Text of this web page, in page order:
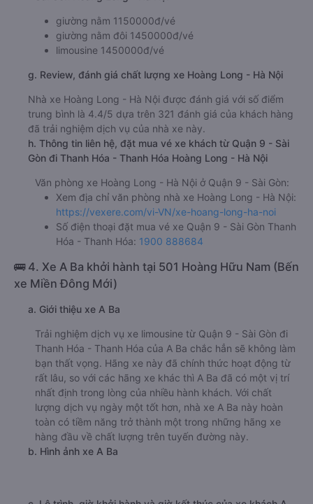
c. Lộ trình, giờ khởi hành và giờ kết thúc của xe khách
Hoàng Long - Hà Nội
Giờ xuất phát ở Quận 9 - Sài Gòn: 10:00, 14:00,
15:00, 17:00, 17:30, 18:00
Giờ đến nơi ở Thanh Hóa - Thanh Hóa: 15:30, 19:30,
20:30, 22:30, 23:00, 23:30
Thời gian chạy từ Quận 9 - Sài Gòn đi Thanh Hóa -
Thanh Hóa của nhà xe Hoàng Long - Hà Nội
khoảng:
29.5 giờ
d. Các điểm đón khách của nhà xe Hoàng Long - Hà Nội
VP Sài Gòn
f. Giá vé giá xe khách đi Thanh Hóa - Thanh Hóa từ Quận 9
- Sài Gòn Hoàng Long - Hà Nội
giường nằm 1150000đ/vé
giường nằm đôi 1450000đ/vé
limousine 1450000đ/vé
g. Review, đánh giá chất lượng xe Hoàng Long - Hà Nội